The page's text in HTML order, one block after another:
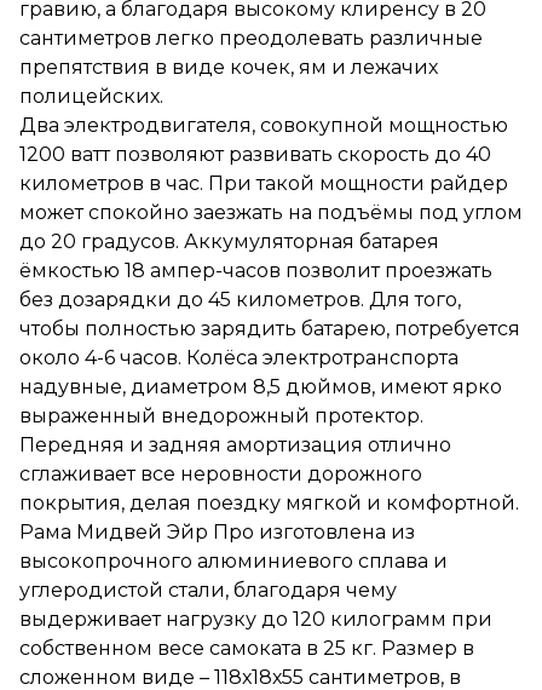
райдер может спокойно
заезжать на подъёмы под
углом до 20 градусов.
Аккумуляторная батарея
ёмкостью 18 ампер-часов
позволит проезжать без
дозарядки до 45 километров.
Для того, чтобы полностью
зарядить батарею,
потребуется около 4-6 часов.
Колёса электротранспорта
надувные, диаметром 8,5
дюймов, имеют ярко
выраженный внедорожный
протектор. Передняя и
задняя амортизация отлично
сглаживает все неровности
дорожного покрытия, делая
поездку мягкой и
комфортной.
Рама Мидвей Эйр Про
изготовлена из
высокопрочного
алюминиевого сплава и
углеродистой стали,
благодаря чему выдерживает
нагрузку до 120 килограмм при
в 25 кг. Размер в сложенном
виде – 118х18х55 сантиметров,
в разложенном – 118х60х130
гравию, а благодаря высокому клиренсу в 20
сантиметров легко преодолевать различные
препятствия в виде кочек, ям и лежачих
полицейских.
Два электродвигателя, совокупной мощностью
1200 ватт позволяют развивать скорость до 40
километров в час. При такой мощности райдер
может спокойно заезжать на подъёмы под углом
до 20 градусов. Аккумуляторная батарея
ёмкостью 18 ампер-часов позволит проезжать
без дозарядки до 45 километров. Для того,
чтобы полностью зарядить батарею, потребуется
около 4-6 часов. Колёса электротранспорта
надувные, диаметром 8,5 дюймов, имеют ярко
выраженный внедорожный протектор.
Передняя и задняя амортизация отлично
сглаживает все неровности дорожного
покрытия, делая поездку мягкой и комфортной.
Рама Мидвей Эйр Про изготовлена из
высокопрочного алюминиевого сплава и
углеродистой стали, благодаря чему
выдерживает нагрузку до 120 килограмм при
собственном весе самоката в 25 кг. Размер в
сложенном виде – 118х18х55 сантиметров, в